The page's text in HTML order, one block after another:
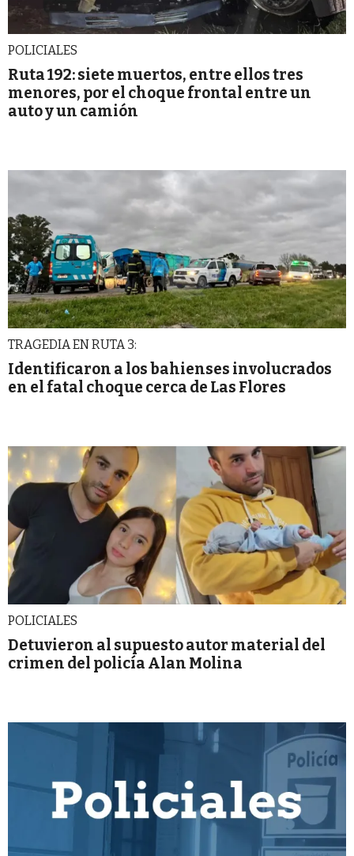
POLICIALES
Ruta 192: siete muertos, entre ellos tres
menores, por el choque frontal entre un
auto y un camión
TRAGEDIA EN RUTA 3:
Identificaron a los bahienses involucrados
en el fatal choque cerca de Las Flores
POLICIALES
Detuvieron al supuesto autor material del
crimen del policía Alan Molina